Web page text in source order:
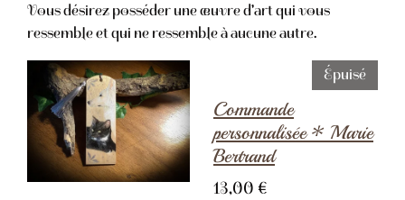
Vous désirez posséder une œuvre d'art qui vous
ressemble et qui ne ressemble à aucune autre.
Épuisé
Commande
personnalisée * Marie
Bertrand
13,00 €